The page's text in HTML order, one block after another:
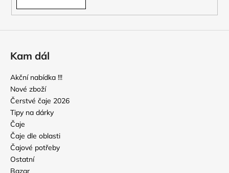
Kam dál
Akční nabídka !!!
Nové zboží
Čerstvé čaje 2026
Tipy na dárky
Čaje
Čaje dle oblasti
Čajové potřeby
Ostatní
Bazar